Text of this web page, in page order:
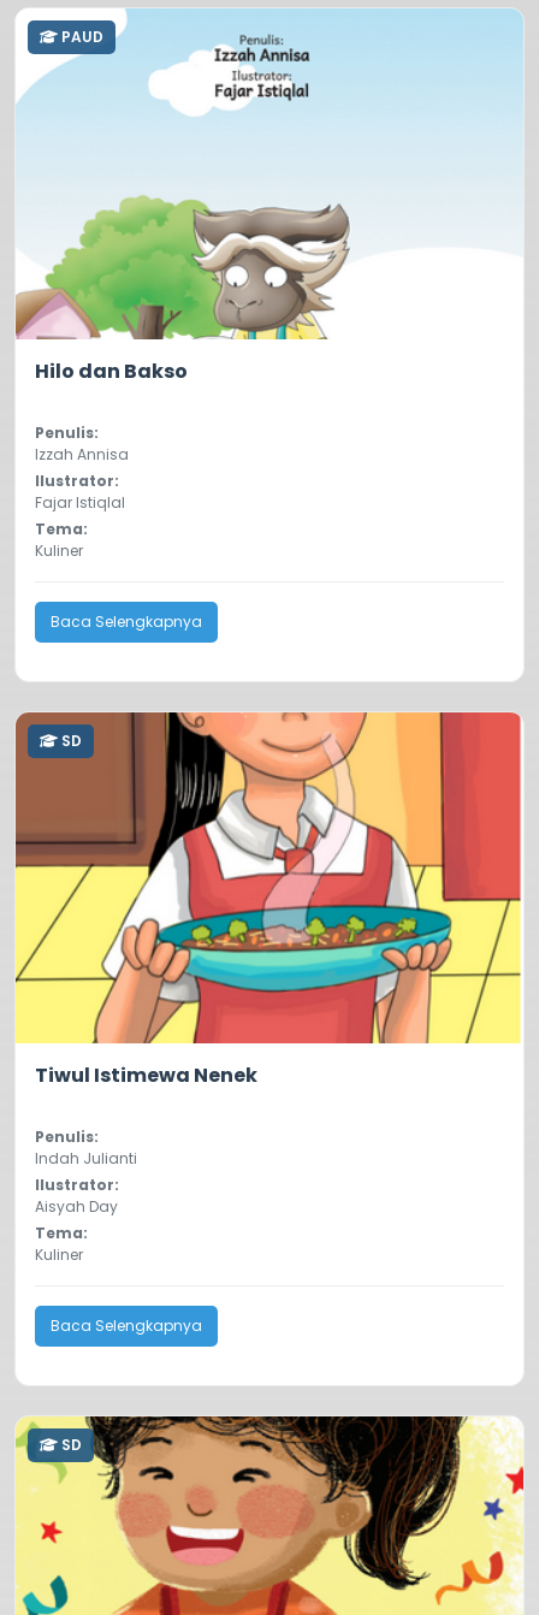
PAUD
Hilo dan Bakso
Penulis:
Izzah Annisa
Ilustrator:
Fajar Istiqlal
Tema:
Kuliner
Baca Selengkapnya
SD
Tiwul Istimewa Nenek
Penulis:
Indah Julianti
Ilustrator:
Aisyah Day
Tema:
Kuliner
Baca Selengkapnya
SD